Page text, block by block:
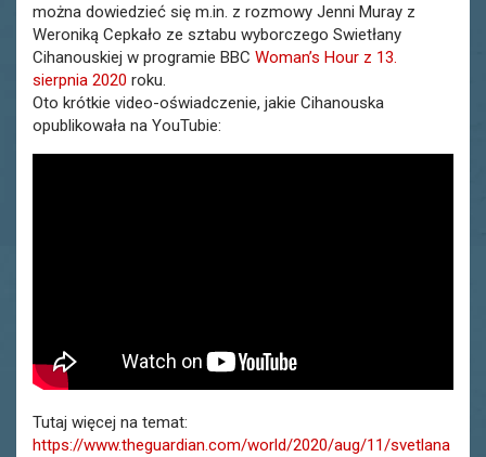
można dowiedzieć się m.in. z rozmowy Jenni Muray z
Weroniką Cepkało ze sztabu wyborczego Swietłany
Cihanouskiej w programie BBC Woman’s Hour z 13.
sierpnia 2020 roku.
Oto krótkie video-oświadczenie, jakie Cihanouska
opublikowała na YouTubie:
Tutaj więcej na temat:
https://www.theguardian.com/world/2020/aug/11/svetlana